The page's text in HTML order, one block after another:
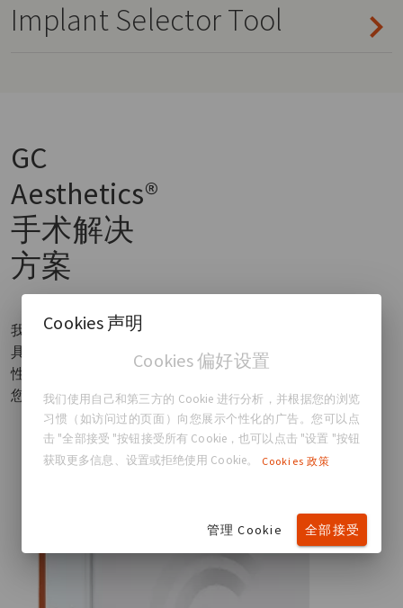
Implant Selector Tool
GC
Aesthetics®
手术解决
方案
我们设计和制造的产品
具有 10 年的长期安全
性和有效性数据，值得
您的信赖。
Cookies 声明
Cookies 偏好设置
我们使用自己和第三方的 Cookie 进行分析，并根据您的浏览
习惯（如访问过的页面）向您展示个性化的广告。您可以点
击 "全部接受 "按钮接受所有 Cookie，也可以点击 "设置 "按钮
获取更多信息、设置或拒绝使用 Cookie。
Cookies 政策
管理 Cookie 全部接受